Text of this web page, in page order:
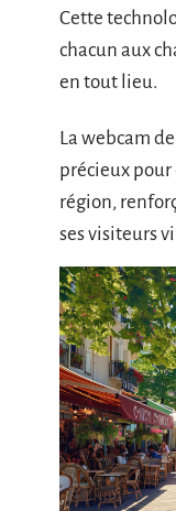
Cette
chacun aux
en tout lieu.
La webcam
précieux pour
région,
ses visiteurs